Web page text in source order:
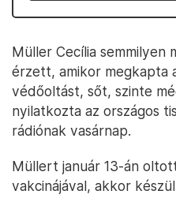
Müller Cecília
érzett, amikor megkapta
védőoltást, sőt, szinte
nyilatkozta az országos
rádiónak vasárnap.
Müllert január 13-án
vakcinájával, akkor